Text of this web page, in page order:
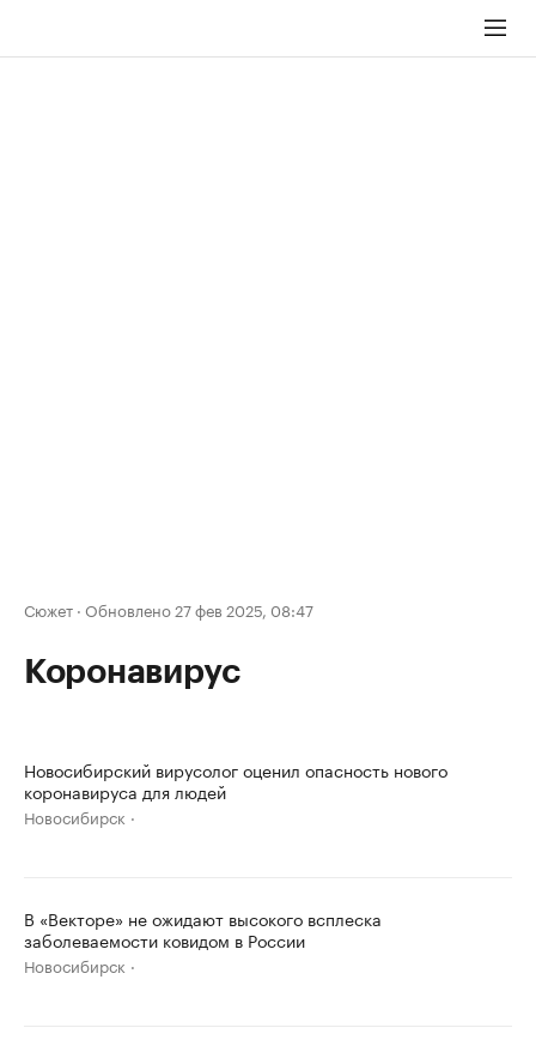
Сюжет · Обновлено 27 фев 2025, 08:47
Коронавирус
Новосибирский вирусолог оценил опасность нового
коронавируса для людей
Новосибирск
В «Векторе» не ожидают высокого всплеска
заболеваемости ковидом в России
Новосибирск